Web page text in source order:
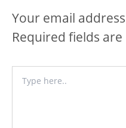
Your email
Required fields
here..